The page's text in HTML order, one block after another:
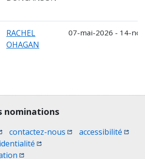
RACHEL
OHAGAN
07-mai-2026 - 14-
legal information
nominations
une nouvelle fenêtre)
contactez-nous (Ouvrir une nouvelle
accessibilité
nouvelle fenêtre)
(Ouvrir une nouvelle fenêtre)
(Ouvrir une nouvelle fenêtre)